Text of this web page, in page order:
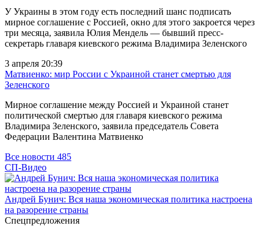
У Украины в этом году есть последний шанс подписать
мирное соглашение с Россией, окно для этого закроется через
три месяца, заявила Юлия Мендель — бывший пресс-
секретарь главаря киевского режима Владимира Зеленского
3 апреля 20:39
Матвиенко: мир России с Украиной станет смертью для
Зеленского
Мирное соглашение между Россией и Украиной станет
политической смертью для главаря киевского режима
Владимира Зеленского, заявила председатель Совета
Федерации Валентина Матвиенко
Все новости 485
СП-Видео
Андрей Бунич: Вся наша экономическая политика настроена
на разорение страны
Спецпредложения